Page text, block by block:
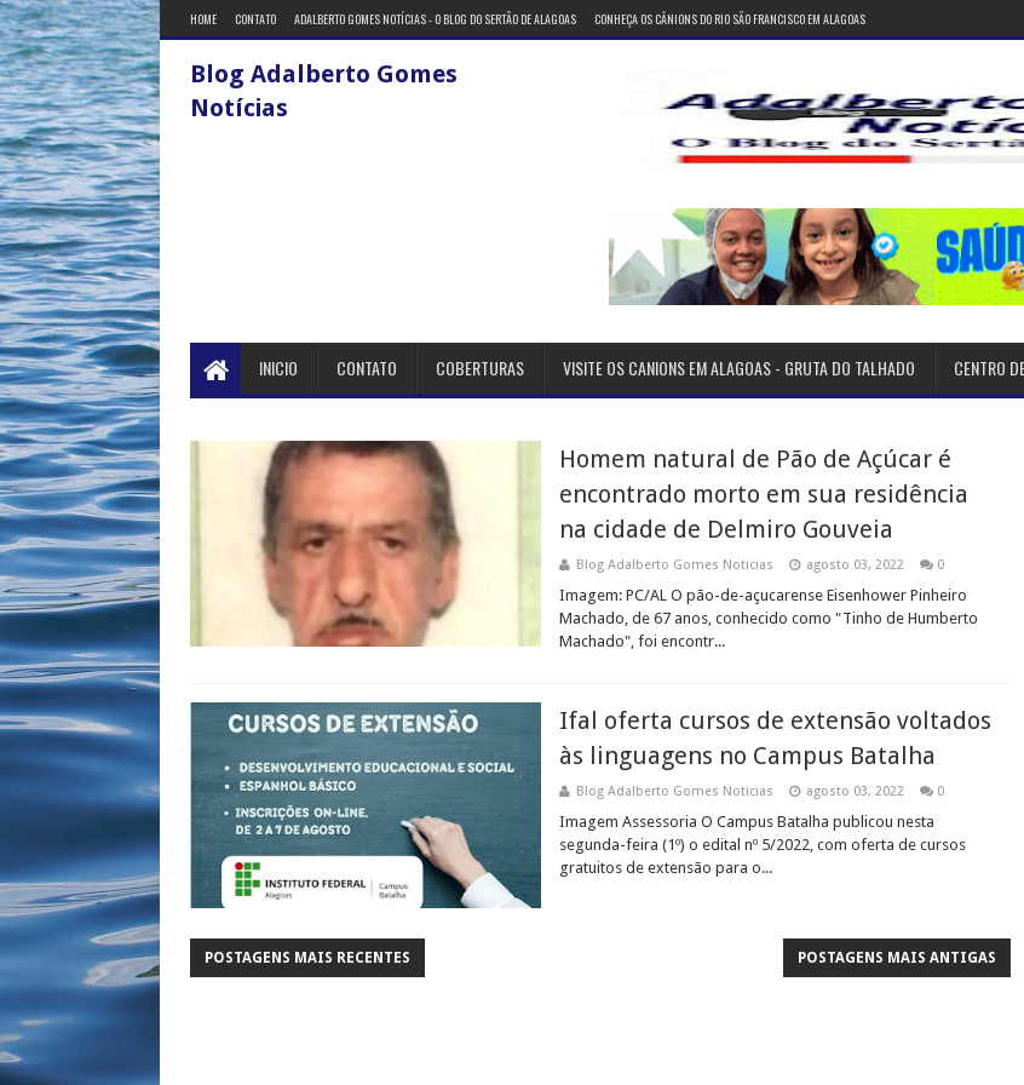
HOME CONTATO ADALBERTO GOMES NOTÍCIAS - O BLOG DO SERTÃO DE ALAGOAS CONHEÇA OS CÂNIONS DO RIO SÃO FRANCISCO EM ALAGOAS
Blog Adalberto Gomes
Notícias
INICIO CONTATO COBERTURAS VISITE OS CANIONS EM ALAGOAS - GRUTA DO TALHADO CENTRO
Homem natural de Pão de Açúcar é
encontrado morto em sua residência
na cidade de Delmiro Gouveia
Blog Adalberto Gomes Noticias agosto 03, 2022 0
Imagem: PC/AL O pão-de-açucarense Eisenhower Pinheiro
Machado, de 67 anos, conhecido como "Tinho de Humberto
Machado", foi encontr...
Ifal oferta cursos de extensão voltados
às linguagens no Campus Batalha
Blog Adalberto Gomes Noticias agosto 03, 2022 0
Imagem Assessoria O Campus Batalha publicou nesta
segunda-feira (1º) o edital nº 5/2022, com oferta de cursos
gratuitos de extensão para o...
POSTAGENS MAIS RECENTES POSTAGENS MAIS ANTIGAS